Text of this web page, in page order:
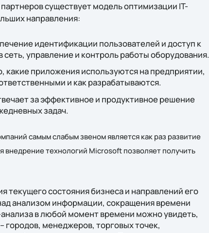
существует модель оптимизации IT-
направления:
идентификации пользователей и доступ к
управление и контроль работы оборудования.
какие приложения используются на предприятии,
и как разрабатываются.
за эффективное и продуктивное решение
задач.
самым слабым звеном является как раз развитие
внедрение технологий Microsoft позволяет получить
текущего состояния бизнеса и направлений его
анализом информации, сокращения времени
в любой момент времени можно увидеть,
менеджеров, торговых точек,